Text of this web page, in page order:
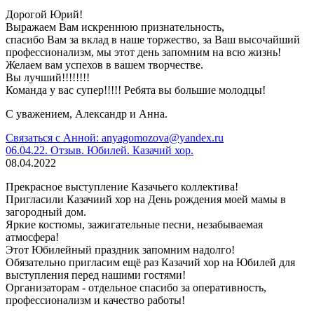
Дорогой Юрий!
Выражаем Вам искреннюю признательность,
спасибо Вам за вклад в наше торжество, за Ваш высочайший
профессионализм, мы этот день запомним на всю жизнь!
Желаем вам успехов в вашем творчестве.
Вы лучший!!!!!!!!
Команда у вас супер!!!!! Ребята вы большие молодцы!
С уважением, Александр и Анна.
Связаться с Анной: anyagomozova@yandex.ru
06.04.22. Отзыв. Юбилей. Казачий хор.
08.04.2022
Прекрасное выступление Казачьего коллектива!
Пригласили Казачиий хор на День рождения моей мамы в
загородный дом.
Яркие костюмы, зажигательные песни, незабываемая
атмосфера!
Этот Юбилейный праздник запомним надолго!
Обязательно пригласим ещё раз Казачий хор на Юбилей для
выступления перед нашими гостями!
Организаторам - отдельное спасибо за оперативность,
профессионализм и качество работы!